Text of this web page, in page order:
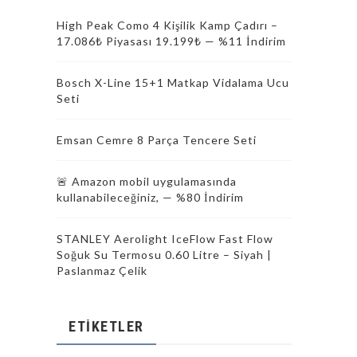
High Peak Como 4 Kişilik Kamp Çadırı –
17.086₺ Piyasası 19.199₺ — %11 İndirim
Bosch X-Line 15+1 Matkap Vidalama Ucu
Seti
Emsan Cemre 8 Parça Tencere Seti
🚨 Amazon mobil uygulamasında
kullanabileceğiniz, — %80 İndirim
STANLEY Aerolight IceFlow Fast Flow
Soğuk Su Termosu 0.60 Litre – Siyah |
Paslanmaz Çelik
ETIKETLER